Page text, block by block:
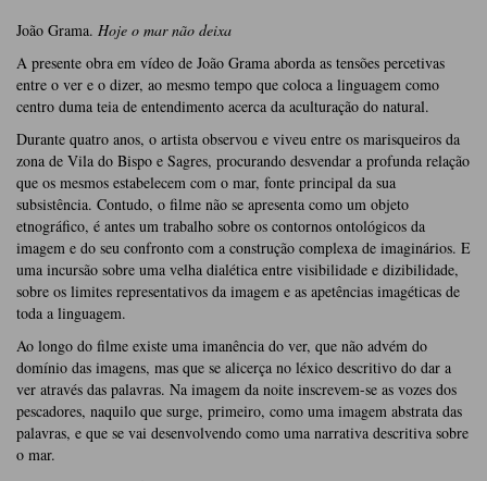
João Grama. Hoje o mar não deixa
A presente obra em vídeo de João Grama aborda as tensões percetivas
entre o ver e o dizer, ao mesmo tempo que coloca a linguagem como
centro duma teia de entendimento acerca da aculturação do natural.
Durante quatro anos, o artista observou e viveu entre os marisqueiros da
zona de Vila do Bispo e Sagres, procurando desvendar a profunda relação
que os mesmos estabelecem com o mar, fonte principal da sua
subsistência. Contudo, o filme não se apresenta como um objeto
etnográfico, é antes um trabalho sobre os contornos ontológicos da
imagem e do seu confronto com a construção complexa de imaginários. E
uma incursão sobre uma velha dialética entre visibilidade e dizibilidade,
sobre os limites representativos da imagem e as apetências imagéticas de
toda a linguagem.
Ao longo do filme existe uma imanência do ver, que não advém do
domínio das imagens, mas que se alicerça no léxico descritivo do dar a
ver através das palavras. Na imagem da noite inscrevem-se as vozes dos
pescadores, naquilo que surge, primeiro, como uma imagem abstrata das
palavras, e que se vai desenvolvendo como uma narrativa descritiva sobre
o mar.